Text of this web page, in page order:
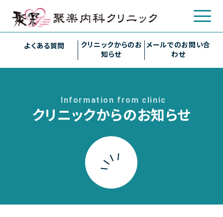
クリニック概要
よくある質問
クリニックからのお
知らせ
メールでのお問い合
わせ
Information from clinic
クリニックからのお知らせ